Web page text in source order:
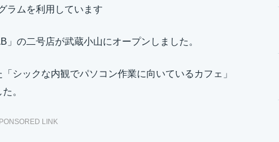
ラムを利用しています
の二号店が武蔵小山にオープンしました。
シックな内観でパソコン作業に向いているカフェ」
。
LINK